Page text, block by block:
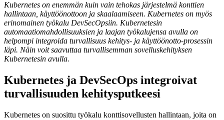
Kubernetes on enemmän kuin vain tehokas järjestelmä konttien
hallintaan, käyttöönottoon ja skaalaamiseen. Kubernetes on myös
erinomainen työkalu DevSecOpsiin. Kubernetesin
automaatiomahdollisuuksien ja laajan työkalujensa avulla on
helpompi integroida turvallisuus kehitys- ja käyttöönotto-prosessin
läpi. Näin voit saavuttaa turvallisemman sovelluskehityksen
Kubernetesin avulla.
Kubernetes ja DevSecOps integroivat
turvallisuuden kehitysputkeesi
Kubernetes on suosittu työkalu konttisovellusten hallintaan, joita on